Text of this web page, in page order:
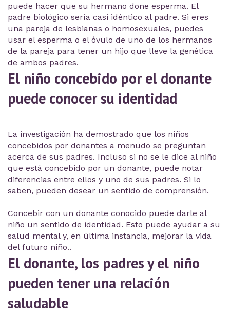
puede hacer que su hermano done esperma. El
padre biológico sería casi idéntico al padre. Si eres
una pareja de lesbianas o homosexuales, puedes
usar el esperma o el óvulo de uno de los hermanos
de la pareja para tener un hijo que lleve la genética
de ambos padres.
El niño concebido por el donante
puede conocer su identidad
La investigación ha demostrado que los niños
concebidos por donantes a menudo se preguntan
acerca de sus padres. Incluso si no se le dice al niño
que está concebido por un donante, puede notar
diferencias entre ellos y uno de sus padres. Si lo
saben, pueden desear un sentido de comprensión.
Concebir con un donante conocido puede darle al
niño un sentido de identidad. Esto puede ayudar a su
salud mental y, en última instancia, mejorar la vida
del futuro niño..
El donante, los padres y el niño
pueden tener una relación
saludable